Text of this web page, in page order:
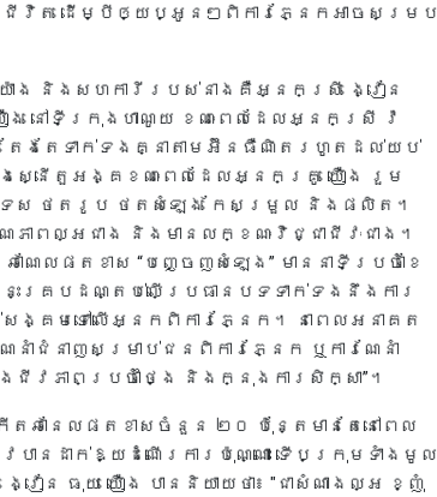
វិត ដើម្បីឲ្យប្អូនៗពិការភ្នែកអាចសម្រប
ាង និងសហការីរបស់នាងគឺអ្នកស្រី ង្វៀន
នៅទីក្រុងហាណូយ ខណៈពេលដែលអ្នកស្រី វ៉
តែងតែទាក់ទងគ្នាតាមអ៊ីនធឺណិតរហូតដល់យប់
នើតួអង្គខណៈពេលដែលអ្នកគ្រូ យឿង រួម
ស ថតរូប ថតសំឡេង កែសម្រួល និងផលិត។
ាពល្អជាង និងមានលក្ខណៈវិជ្ជាជីវៈជាង។
លផតខាស “បញ្ចេញសំឡេង” មាននាទីប្រចាំខែ
េះគ្របដណ្តប់លើប្រធានបទទាក់ទងនឹងការ
គមទៅលើអ្នកពិការភ្នែក។ នាពេលអនាគត
ាំជំនាញសម្រាប់ជនពិការភ្នែក ឬការណែនាំ
វភាពប្រចាំថ្ងៃ និងក្នុងការសិក្សា”។
នែលផតខាសចំនួន ២០ ប៉ុន្តែមានតែនៅពេល
វបានដាក់ឱ្យដំណើរការប៉ុណ្ណោះ ទើបក្រុមទាំងមូល
ន ធុយ យឿង បាននិយាយថា៖ "ជាសំណាងល្អ ខ្ញុំ